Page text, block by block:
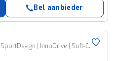
Bel aanbieder
Coupé 3.0 E-Hybrid Black Edition SportDesign | InnoDrive | Soft-Close | Bijrijdersdisplay | Trekhaak | Sportuitlaat | BOSE Sound | Panoramadak